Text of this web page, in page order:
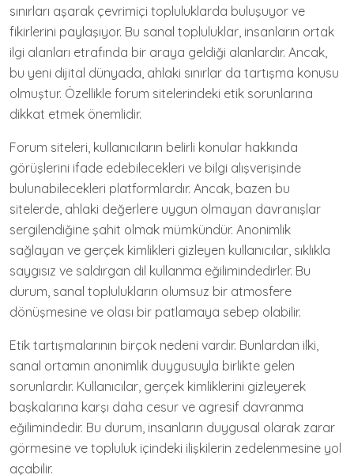
sınırları aşarak çevrimiçi topluluklarda buluşuyor ve
fikirlerini paylaşıyor. Bu sanal topluluklar, insanların ortak
ilgi alanları etrafında bir araya geldiği alanlardır. Ancak,
bu yeni dijital dünyada, ahlaki sınırlar da tartışma konusu
olmuştur. Özellikle forum sitelerindeki etik sorunlarına
dikkat etmek önemlidir.
Forum siteleri, kullanıcıların belirli konular hakkında
görüşlerini ifade edebilecekleri ve bilgi alışverişinde
bulunabilecekleri platformlardır. Ancak, bazen bu
sitelerde, ahlaki değerlere uygun olmayan davranışlar
sergilendiğine şahit olmak mümkündür. Anonimlik
sağlayan ve gerçek kimlikleri gizleyen kullanıcılar, sıklıkla
saygısız ve saldırgan dil kullanma eğilimindedirler. Bu
durum, sanal toplulukların olumsuz bir atmosfere
dönüşmesine ve olası bir patlamaya sebep olabilir.
Etik tartışmalarının birçok nedeni vardır. Bunlardan ilki,
sanal ortamın anonimlik duygusuyla birlikte gelen
sorunlardır. Kullanıcılar, gerçek kimliklerini gizleyerek
başkalarına karşı daha cesur ve agresif davranma
eğilimindedir. Bu durum, insanların duygusal olarak zarar
görmesine ve topluluk içindeki ilişkilerin zedelenmesine yol
açabilir.